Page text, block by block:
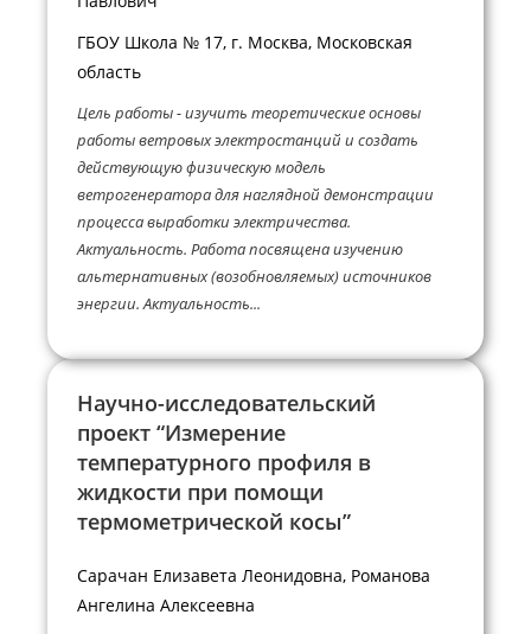
ГБОУ Школа № 17, г. Москва, Московская
область
Цель работы - изучить теоретические основы
работы ветровых электростанций и создать
действующую физическую модель
ветрогенератора для наглядной демонстрации
процесса выработки электричества.
Актуальность. Работа посвящена изучению
альтернативных (возобновляемых) источников
энергии. Актуальность...
Научно-исследовательский
проект “Измерение
температурного профиля в
жидкости при помощи
термометрической косы”
Сарачан Елизавета Леонидовна, Романова
Ангелина Алексеевна